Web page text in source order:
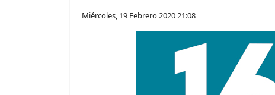
Miércoles, 19 Febrero 2020 21:08